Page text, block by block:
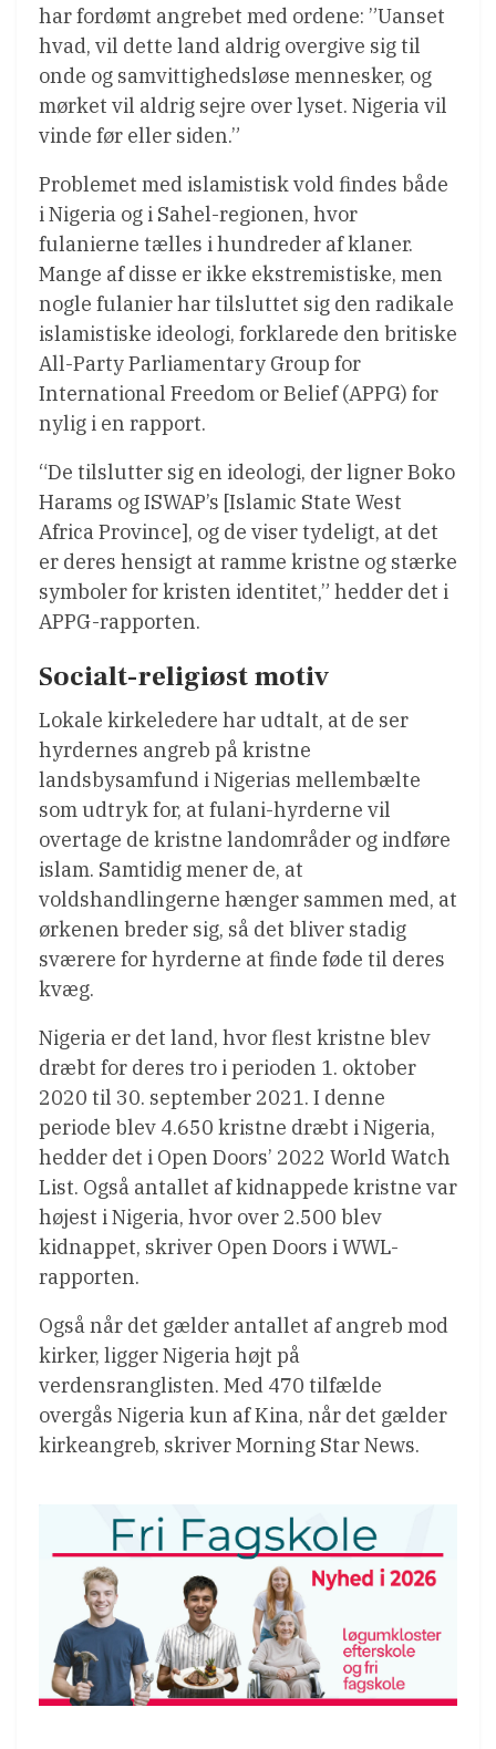
har fordømt angrebet med ordene: ”Uanset
hvad, vil dette land aldrig overgive sig til
onde og samvittighedsløse mennesker, og
mørket vil aldrig sejre over lyset. Nigeria vil
vinde før eller siden.”
Problemet med islamistisk vold findes både
i Nigeria og i Sahel-regionen, hvor
fulanierne tælles i hundreder af klaner.
Mange af disse er ikke ekstremistiske, men
nogle fulanier har tilsluttet sig den radikale
islamistiske ideologi, forklarede den britiske
All-Party Parliamentary Group for
International Freedom or Belief (APPG) for
nylig i en rapport.
“De tilslutter sig en ideologi, der ligner Boko
Harams og ISWAP’s [Islamic State West
Africa Province], og de viser tydeligt, at det
er deres hensigt at ramme kristne og stærke
symboler for kristen identitet,” hedder det i
APPG-rapporten.
Socialt-religiøst motiv
Lokale kirkeledere har udtalt, at de ser
hyrdernes angreb på kristne
landsbysamfund i Nigerias mellembælte
som udtryk for, at fulani-hyrderne vil
overtage de kristne landområder og indføre
islam. Samtidig mener de, at
voldshandlingerne hænger sammen med, at
ørkenen breder sig, så det bliver stadig
sværere for hyrderne at finde føde til deres
kvæg.
Nigeria er det land, hvor flest kristne blev
dræbt for deres tro i perioden 1. oktober
2020 til 30. september 2021. I denne
periode blev 4.650 kristne dræbt i Nigeria,
hedder det i Open Doors’ 2022 World Watch
List. Også antallet af kidnappede kristne var
højest i Nigeria, hvor over 2.500 blev
kidnappet, skriver Open Doors i WWL-
rapporten.
Også når det gælder antallet af angreb mod
kirker, ligger Nigeria højt på
verdensranglisten. Med 470 tilfælde
overgås Nigeria kun af Kina, når det gælder
kirkeangreb, skriver Morning Star News.